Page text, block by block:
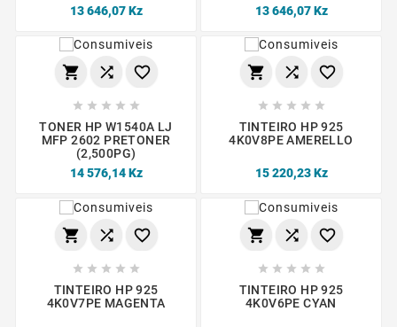
13 646,07 Kz 13 646,07 Kz
  
    
TONER HP W1540A LJ
MFP 2602 PRETONER
(2,500PG)
14 576,14 Kz
  
    
TINTEIRO HP 925
4K0V8PE AMERELLO
15 220,23 Kz
  
    
TINTEIRO HP 925
4K0V7PE MAGENTA
  
    
TINTEIRO HP 925
4K0V6PE CYAN